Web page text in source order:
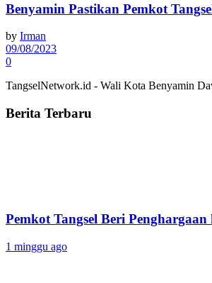
Benyamin Pastikan Pemkot
by Irman
09/08/2023
0
TangselNetwork.id - Wali Kota Benyamin
Berita Terbaru
Pemkot Tangsel Beri
1 minggu ago